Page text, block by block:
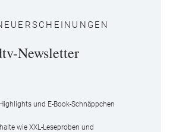
Newsletter
und E-Book-Schnäppchen
wie XXL-Leseproben und